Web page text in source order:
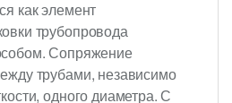
как элемент
трубопровода
Сопряжение
трубами, независимо
одного диаметра. С